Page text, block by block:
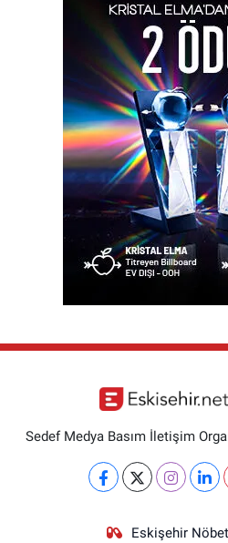
Sedef Medya Basım İletişim
Eskişehir